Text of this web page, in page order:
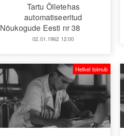
Tartu Õlletehas
automatiseeritud
Nõukogude Eesti nr 38
02.01.1962 12:00
Hetkel toimub